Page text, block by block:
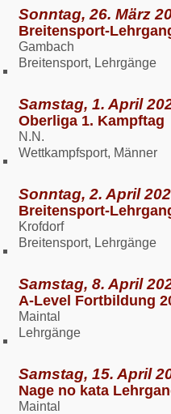
Sonntag, 26. März
Breitensport-
Gambach
Breitensport, Lehrgänge
Samstag, 1. April
Oberliga 1. Kampftag
N.N.
Wettkampfsport, Männer
Sonntag, 2. April
Breitensport-
Krofdorf
Breitensport, Lehrgänge
Samstag, 8. April
A-Level Fortbildung
Maintal
Lehrgänge
Samstag, 15. April
Nage no kata
Maintal